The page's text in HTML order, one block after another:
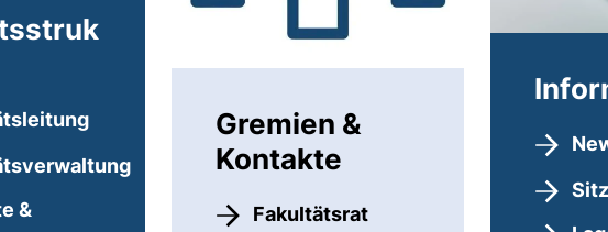
&
Gremien &
Kontakte
Fakultätsrat